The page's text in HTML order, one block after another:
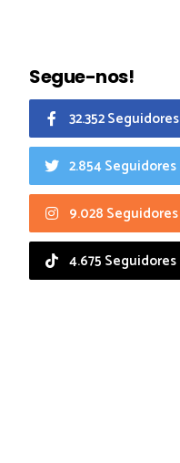
Segue-nos!
32.352 Seguidores
2.854 Seguidores
9.028 Seguidores
4.675 Seguidores